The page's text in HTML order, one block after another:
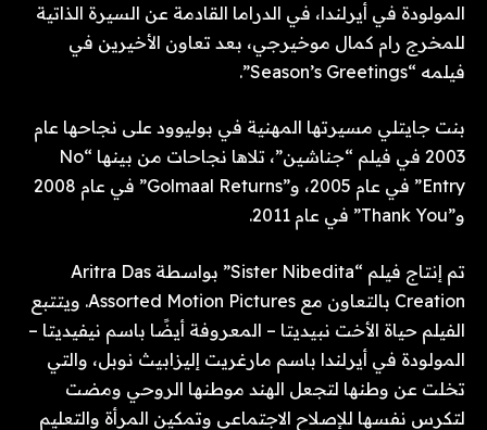
المولودة في أيرلندا، في الدراما القادمة عن السيرة الذاتية
للمخرج رام كمال موخيرجي، بعد تعاون الأخيرين في
فيلمه “Season’s Greetings”.
بنت جايتلي مسيرتها المهنية في بوليوود على نجاحها عام
2003 في فيلم “جناشين”، تلاها نجاحات من بينها “No
Entry” في عام 2005، و”Golmaal Returns” في عام 2008
و”Thank You” في عام 2011.
تم إنتاج فيلم “Sister Nibedita” بواسطة Aritra Das
Creation بالتعاون مع Assorted Motion Pictures. ويتتبع
الفيلم حياة الأخت نبيديتا – المعروفة أيضًا باسم نيفيديتا –
المولودة في أيرلندا باسم مارغريت إليزابيث نوبل، والتي
تخلت عن وطنها لتجعل الهند موطنها الروحي ومضت
لتكرس نفسها للإصلاح الاجتماعي وتمكين المرأة والتعليم